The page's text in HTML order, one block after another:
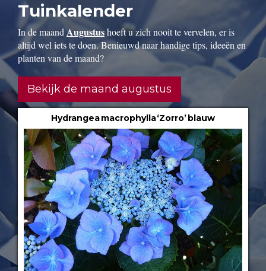
Tuinkalender
In de maand Augustushoeft u zich nooit te vervelen, er is
altijd wel iets te doen. Benieuwd naar handige tips, ideeën en
planten van de maand?
Bekijk de maand augustus
Hydrangea macrophylla ‘Zorro’ blauw